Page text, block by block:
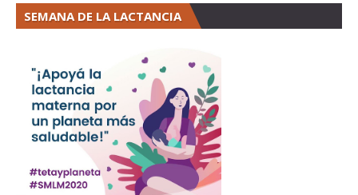
SEMANA DE LA LACTANCIA